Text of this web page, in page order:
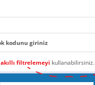
akıllı filtrelemeyi kullanabilirsiniz.